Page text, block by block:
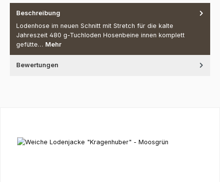
Beschreibung
Lodenhose im neuen Schnitt mit Stretch für die kalte
Jahreszeit 480 g-Tuchloden Hosenbeine innen komplett
gefütte… Mehr
Bewertungen